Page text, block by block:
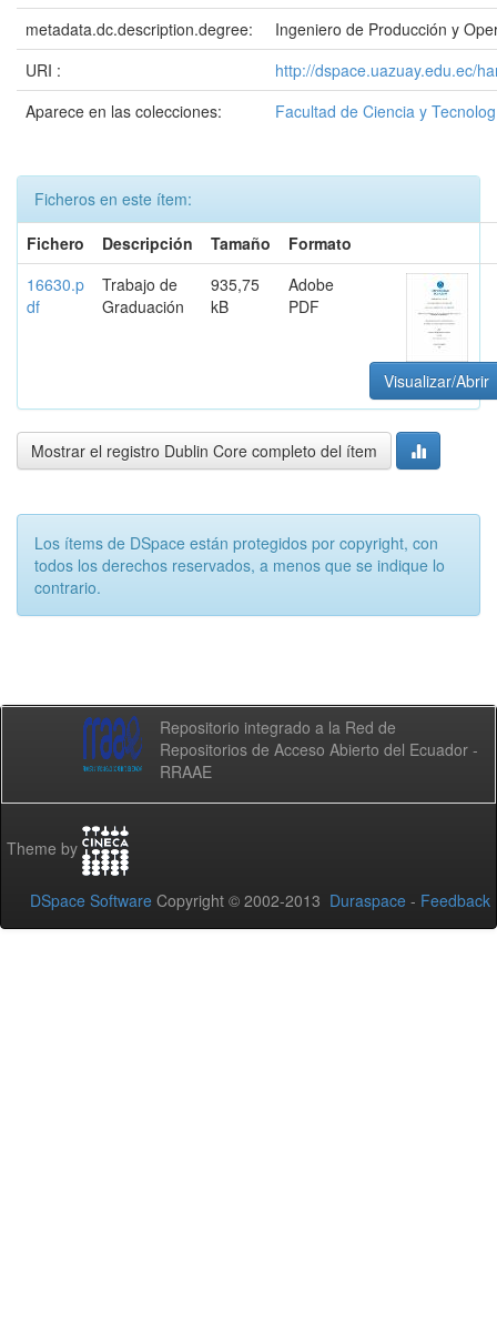
metadata.dc.description.degree:
Ingeniero de Producción y
URI :
http://dspace.uazuay.edu.ec/
Aparece en las colecciones:
Facultad de Ciencia y
Ficheros en este ítem:
Fichero
Descripción Tamaño
Formato
16630.p
df
Trabajo de
Graduación
935,75
kB
Adobe
PDF
Visualizar/Abrir
Mostrar el registro Dublin Core completo del ítem
Los ítems de DSpace están protegidos por copyright, con
todos los derechos reservados, a menos que se indique lo
contrario.
Repositorio integrado a la Red de
Repositorios de Acceso Abierto del Ecuador -
RRAAE
Theme by
DSpace Software Copyright © 2002-2013 Duraspace - Feedback